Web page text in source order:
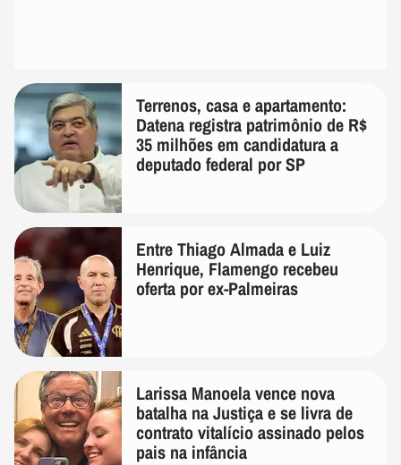
Terrenos, casa e apartamento:
Datena registra patrimônio de R$
35 milhões em candidatura a
deputado federal por SP
Entre Thiago Almada e Luiz
Henrique, Flamengo recebeu
oferta por ex-Palmeiras
Larissa Manoela vence nova
batalha na Justiça e se livra de
contrato vitalício assinado pelos
pais na infância